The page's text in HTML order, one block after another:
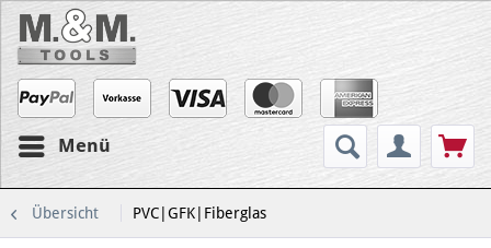
Menü
Übersicht PVC|GFK|Fiberglas